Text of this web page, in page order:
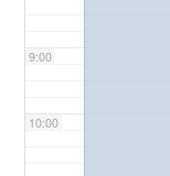
9:00
10:00